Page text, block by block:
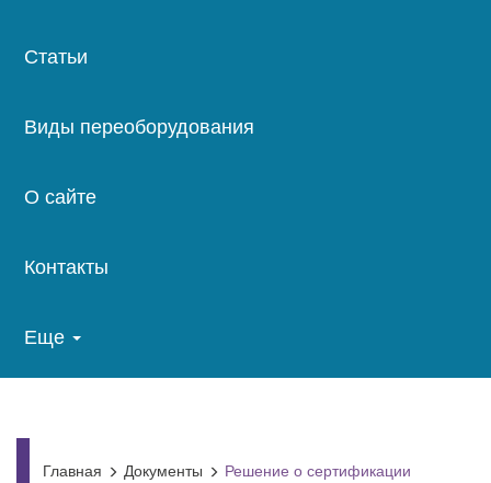
Статьи
Виды переоборудования
О сайте
Контакты
Еще
Главная Документы
Решение о сертификации